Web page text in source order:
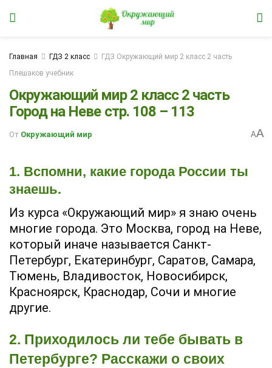
Главная ГДЗ 2 класс
ГДЗ Окружающий мир 2 класс 2 часть
Плешаков учебник
Окружающий мир 2 класс 2 часть
Город на Неве стр. 108 – 113
От Окружающий мир AA
1. Вспомни, какие города России ты
знаешь.
Из курса «Окружающий мир» я знаю очень
многие города. Это Москва, город на Неве,
который иначе называется Санкт-
Петербург, Екатеринбург, Саратов, Самара,
Тюмень, Владивосток, Новосибирск,
Красноярск, Краснодар, Сочи и многие
другие.
2. Приходилось ли тебе бывать в
Петербурге? Расскажи о своих